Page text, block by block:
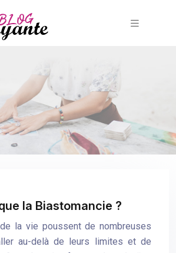
la Biastomancie ?
la vie poussent de nombreuses
au-delà de leurs limites et de